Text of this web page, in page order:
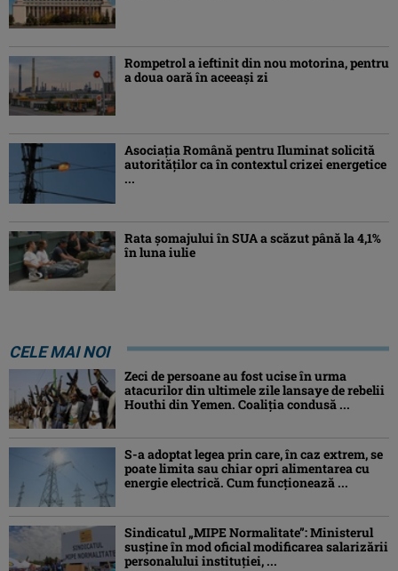
Rompetrol a ieftinit din nou motorina, pentru
a doua oară în aceeași zi
Asociaţia Română pentru Iluminat solicită
autorităților ca în contextul crizei energetice
...
Rata șomajului în SUA a scăzut până la 4,1%
în luna iulie
CELE MAI NOI
Zeci de persoane au fost ucise în urma
atacurilor din ultimele zile lansaye de rebelii
Houthi din Yemen. Coaliția condusă ...
S-a adoptat legea prin care, în caz extrem, se
poate limita sau chiar opri alimentarea cu
energie electrică. Cum funcționează ...
Sindicatul „MIPE Normalitate”: Ministerul
susține în mod oficial modificarea salarizării
personalului instituției, ...